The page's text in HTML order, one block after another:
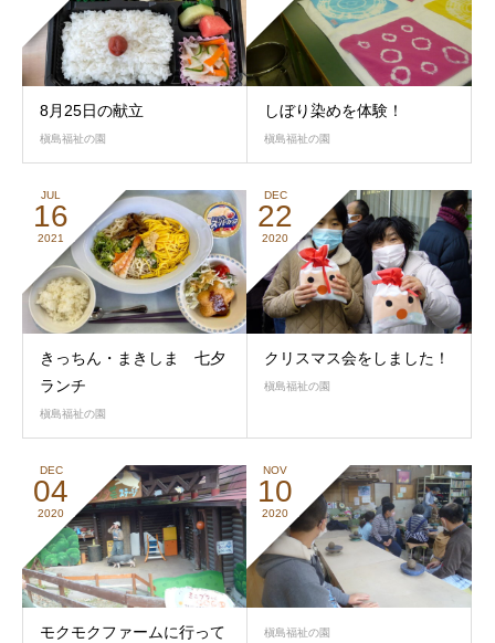
8月25日の献立
槇島福祉の園
しぼり染めを体験！
槇島福祉の園
JUL
16
2021
きっちん・まきしま 七夕
ランチ
槇島福祉の園
DEC
22
2020
クリスマス会をしました！
槇島福祉の園
DEC
04
2020
モクモクファームに行って
NOV
10
2020
槇島福祉の園